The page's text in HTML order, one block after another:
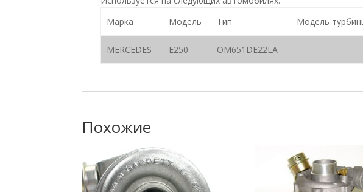
Марка
Модель Тип Модель
MERCEDES E250 OM651DE22LA
Похожие